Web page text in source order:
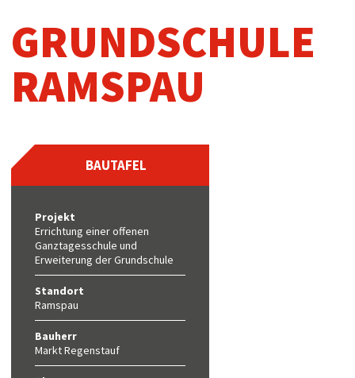
GRUNDSCHULE
RAMSPAU
BAUTAFEL
Projekt
Errichtung einer offenen
Ganztagesschule und
Erweiterung der Grundschule
Standort
Ramspau
Bauherr
Markt Regenstauf